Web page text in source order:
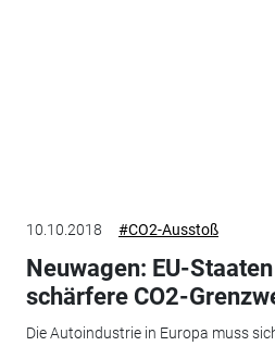
10.10.2018 #CO2-Ausstoß
Neuwagen: EU-
schärfere CO2-
Die Autoindustrie in Europa muss